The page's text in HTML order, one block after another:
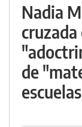
Nadia
de
escuelas